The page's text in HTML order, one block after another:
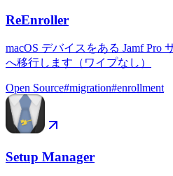
ReEnroller
macOS デバイスをある Jamf Pro
へ移行します（ワイプなし）
Open Source#migration#enrollment
Setup Manager